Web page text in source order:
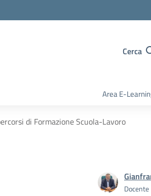
Cerca
Area E-
di Formazione Scuola-Lavoro
Docente